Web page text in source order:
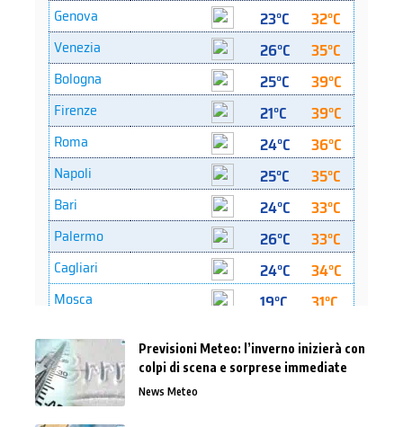
Previsioni Meteo: l’inverno inizierà con
colpi di scena e sorprese immediate
News Meteo